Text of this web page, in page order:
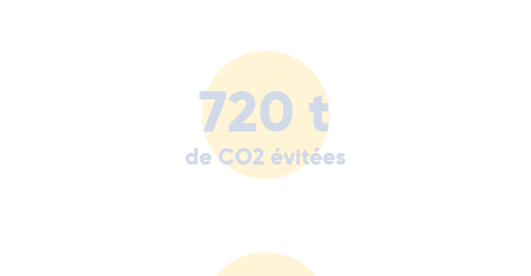
720 t
de CO2 évitées